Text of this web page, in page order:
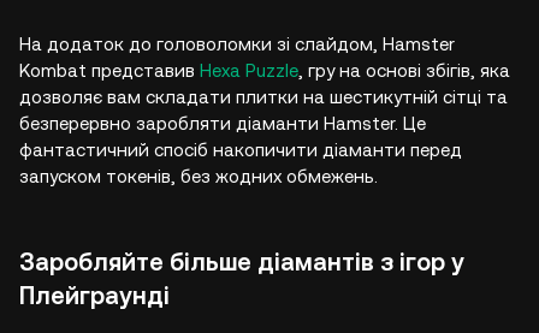
На додаток до головоломки зі слайдом, Hamster
Kombat представив Hexa Puzzle , гру на основі збігів, яка
дозволяє вам складати плитки на шестикутній сітці та
безперервно заробляти діаманти Hamster. Це
фантастичний спосіб накопичити діаманти перед
запуском токенів, без жодних обмежень.
Заробляйте більше діамантів з ігор у
Плейграунді